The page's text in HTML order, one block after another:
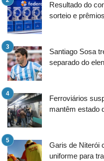
Resultado do
sorteio e
Santiago Sosa
separado do
Ferroviários
mantêm estado
Garis de Niterói
uniforme para